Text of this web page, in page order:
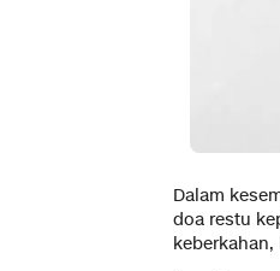
Dalam
doa restu